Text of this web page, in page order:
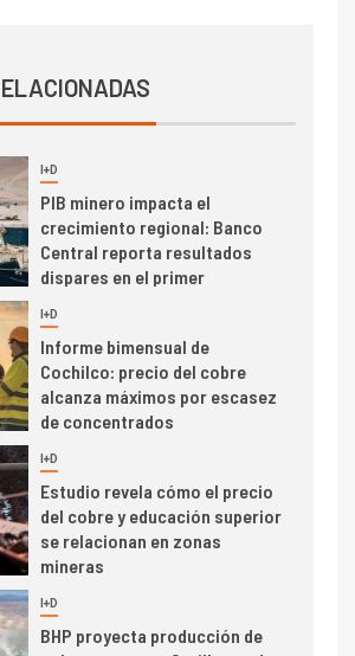
Producción minera en mayo de
2026 cae 10,6%
I+D
PIB minero impacta el
crecimiento regional: Banco
Central reporta resultados
dispares en el primer
I+D
Informe bimensual de
Cochilco: precio del cobre
alcanza máximos por escasez
de concentrados
I+D
Estudio revela cómo el precio
del cobre y educación superior
se relacionan en zonas
mineras
I+D
BHP proyecta producción de